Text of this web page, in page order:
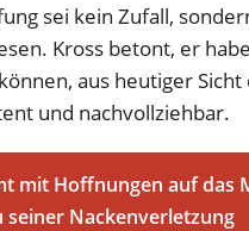
sei kein Zufall,
Kross betont, er
aus heutiger
und nachvollziehbar.
mit Hoffnungen auf das
seiner Nackenverletzung